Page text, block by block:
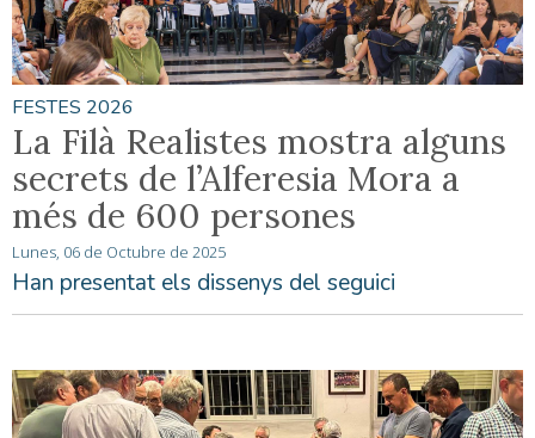
FESTES 2026
La Filà Realistes mostra alguns
secrets de l’Alferesia Mora a
més de 600 persones
Lunes, 06 de Octubre de 2025
Han presentat els dissenys del seguici